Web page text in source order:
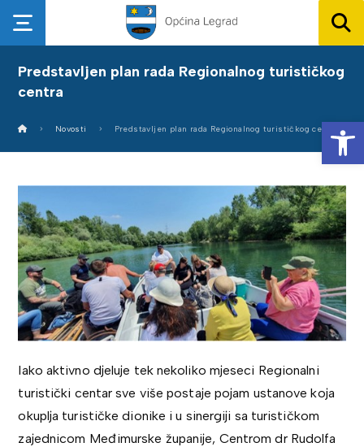
Predstavljen plan rada Regionalnog turističkog
centra
Novosti Predstavljen plan rada Regionalnog turističkog centra
Iako aktivno djeluje tek nekoliko mjeseci Regionalni
turistički centar sve više postaje pojam ustanove koja
okuplja turističke dionike i u sinergiji sa turističkom
zajednicom Međimurske županije, Centrom dr Rudolfa